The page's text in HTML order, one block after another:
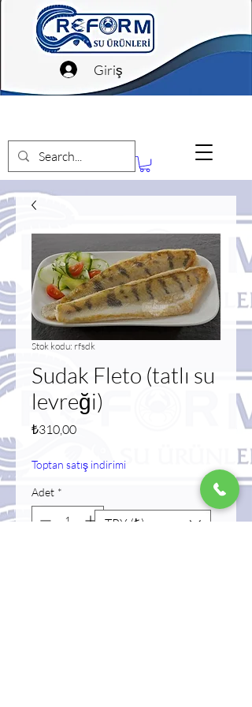
Giriş
Stok kodu: rfsdk
Sudak Fleto (tatlı su
levreği)
₺310,00Fiyat
Toptan satış indirimi
Adet *
TRY (₺)